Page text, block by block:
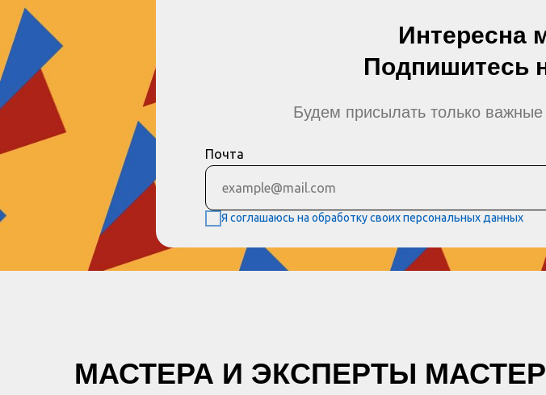
Интересна
Подпишитесь
Будем присылать только
Почта
Я соглашаюсь на обработку своих персональных данных
МАСТЕРА И ЭКСПЕРТЫ